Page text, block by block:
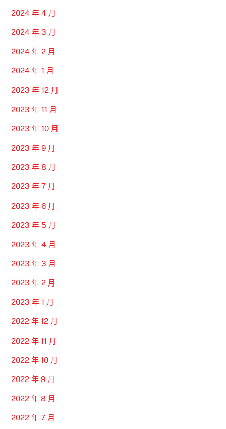
2024 年 4 月
2024 年 3 月
2024 年 2 月
2024 年 1 月
2023 年 12 月
2023 年 11 月
2023 年 10 月
2023 年 9 月
2023 年 8 月
2023 年 7 月
2023 年 6 月
2023 年 5 月
2023 年 4 月
2023 年 3 月
2023 年 2 月
2023 年 1 月
2022 年 12 月
2022 年 11 月
2022 年 10 月
2022 年 9 月
2022 年 8 月
2022 年 7 月